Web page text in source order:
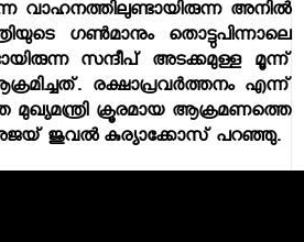
വാഹനത്തിലുണ്ടായിരുന്ന അനില്‍
ഗണ്‍മാനും തൊട്ടുപിന്നാലെ
സന്ദീപ് അടക്കമുള്ള മൂന്ന്
രക്ഷാപ്രവര്‍ത്തനം എന്ന്
ക്രൂരമായ ആക്രമണത്തെ
അജയ് ജുവല്‍ കുര്യാക്കോസ് പറഞ്ഞു.